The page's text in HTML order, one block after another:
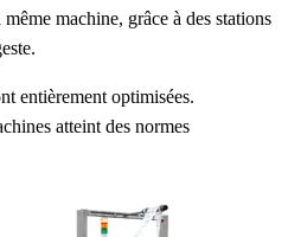
machine, grâce à des stations
entièrement optimisées.
atteint des normes